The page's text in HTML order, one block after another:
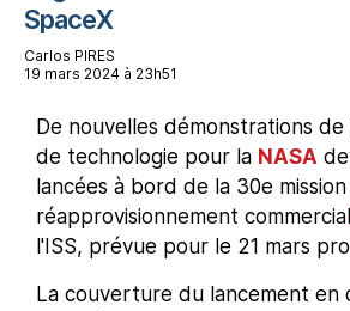
SpaceX
Carlos PIRES
19 mars 2024 à 23h51
De nouvelles démonstrations
de technologie pour la NASA
lancées à bord de la 30e
réapprovisionnement commercial
l'ISS, prévue pour le 21 mars
La couverture du lancement en